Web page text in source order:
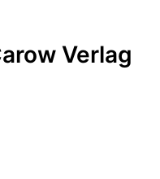
Verlag